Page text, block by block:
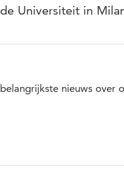
Universiteit in
nieuws over